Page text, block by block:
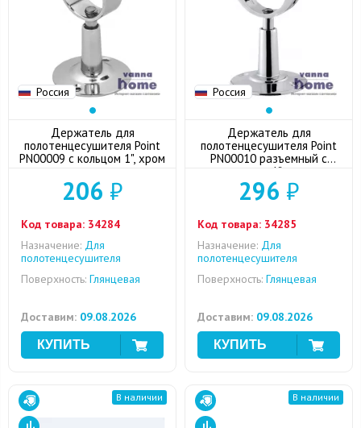
Россия
Держатель для
полотенцесушителя Point
PN00009 с кольцом 1", хром
206 ₽
Код товара: 34284
Назначение: Для
полотенцесушителя
Поверхность: Глянцевая
Доставим: 09.08.2026
Россия
Держатель для
полотенцесушителя Point
PN00010 разъемный с
кольцом 1", хром
296 ₽
Код товара: 34285
Назначение: Для
полотенцесушителя
Поверхность: Глянцевая
Доставим: 09.08.2026
В наличии В наличии